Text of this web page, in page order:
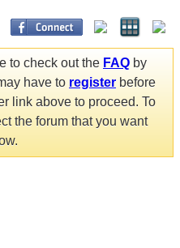
to check out the FAQ by
have to register before
link above to proceed. To
the forum that you want